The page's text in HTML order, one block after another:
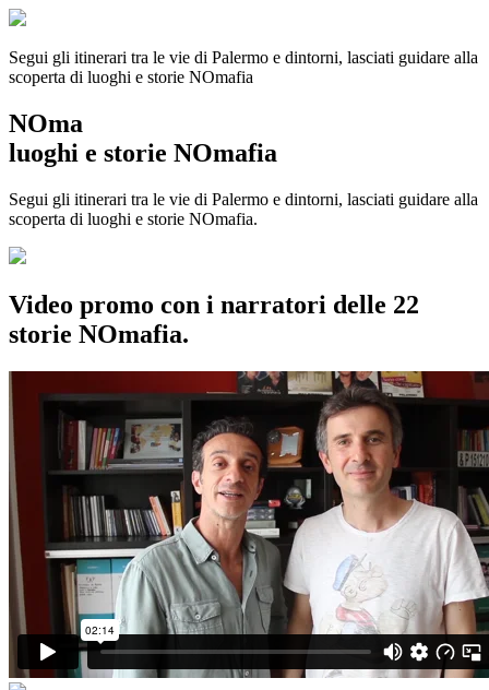
Segui gli itinerari tra le vie di Palermo e dintorni, lasciati guidare alla
scoperta di luoghi e storie NOmafia
NOma
luoghi e storie NOmafia
Segui gli itinerari tra le vie di Palermo e dintorni, lasciati guidare alla
scoperta di luoghi e storie NOmafia.
Video promo con i narratori delle 22
storie NOmafia.